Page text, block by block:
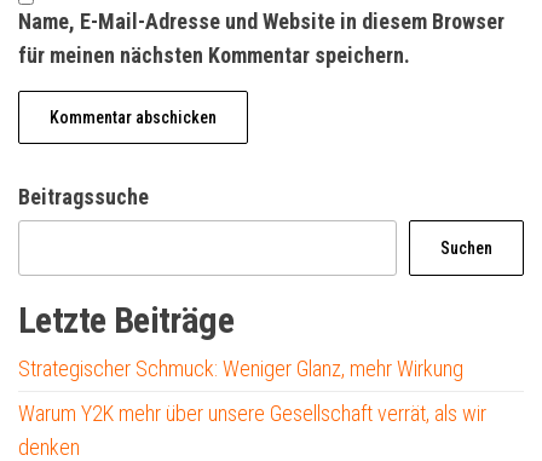
Name, E-Mail-Adresse und Website in diesem Browser
für meinen nächsten Kommentar speichern.
Beitragssuche
Suchen
Letzte Beiträge
Strategischer Schmuck: Weniger Glanz, mehr Wirkung
Warum Y2K mehr über unsere Gesellschaft verrät, als wir
denken